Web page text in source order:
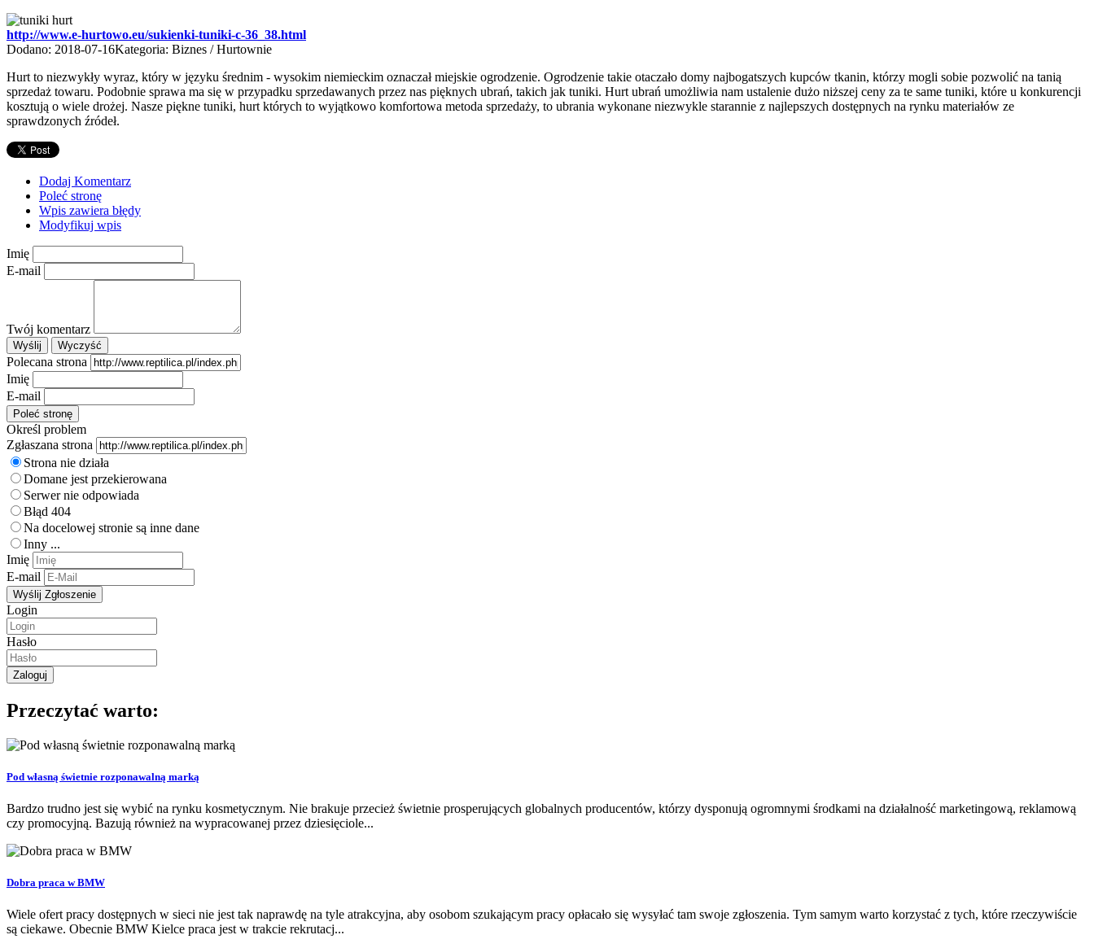
http://www.e-hurtowo.eu/sukienki-tuniki-c-36_38.html
Dodano: 2018-07-16Kategoria: Biznes / Hurtownie
Hurt to niezwykły wyraz, który w języku średnim - wysokim niemieckim oznaczał miejskie ogrodzenie. Ogrodzenie takie otaczało domy najbogatszych kupców tkanin, którzy mogli sobie pozwolić na tanią
sprzedaż towaru. Podobnie sprawa ma się w przypadku sprzedawanych przez nas pięknych ubrań, takich jak tuniki. Hurt ubrań umożliwia nam ustalenie dużo niższej ceny za te same tuniki, które u konkurencji
kosztują o wiele drożej. Nasze piękne tuniki, hurt których to wyjątkowo komfortowa metoda sprzedaży, to ubrania wykonane niezwykle starannie z najlepszych dostępnych na rynku materiałów ze
sprawdzonych źródeł.
Dodaj Komentarz
Poleć stronę
Wpis zawiera błędy
Modyfikuj wpis
Imię
E-mail
Twój komentarz
Polecana strona
Imię
E-mail
Określ problem
Zgłaszana strona
Strona nie działa
Domane jest przekierowana
Serwer nie odpowiada
Błąd 404
Na docelowej stronie są inne dane
Inny ...
Imię
E-mail
Login
Hasło
Przeczytać warto:
Pod własną świetnie rozponawalną marką
Bardzo trudno jest się wybić na rynku kosmetycznym. Nie brakuje przecież świetnie prosperujących globalnych producentów, którzy dysponują ogromnymi środkami na działalność marketingową, reklamową
czy promocyjną. Bazują również na wypracowanej przez dziesięciole...
Dobra praca w BMW
Wiele ofert pracy dostępnych w sieci nie jest tak naprawdę na tyle atrakcyjna, aby osobom szukającym pracy opłacało się wysyłać tam swoje zgłoszenia. Tym samym warto korzystać z tych, które rzeczywiście
są ciekawe. Obecnie BMW Kielce praca jest w trakcie rekrutacj...